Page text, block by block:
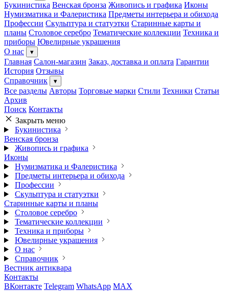
Букинистика Венская бронза Живопись и графика Иконы
Нумизматика и Фалеристика Предметы интерьера и обихода
Профессии Скульптура и статуэтки Старинные карты и
планы Столовое серебро Тематические коллекции Техника и
приборы Ювелирные украшения
О нас
▾
Главная Салон-магазин Заказ, доставка и оплата Гарантии
История Отзывы
Справочник
▾
Все разделы Авторы Торговые марки Стили Техники Статьи
Архив
Поиск Контакты
Закрыть меню
Букинистика
Венская бронза
Живопись и графика
Иконы
Нумизматика и Фалеристика
Предметы интерьера и обихода
Профессии
Скульптура и статуэтки
Старинные карты и планы
Столовое серебро
Тематические коллекции
Техника и приборы
Ювелирные украшения
О нас
Справочник
Вестник антиквара
Контакты
ВКонтакте Telegram WhatsApp MAX